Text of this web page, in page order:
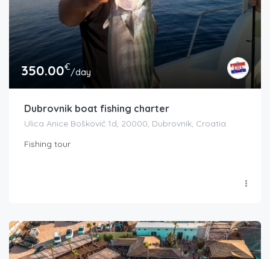
350.00€/day
Dubrovnik boat fishing charter
Ulica Anice Bošković 1d, 20000, Dubrovnik, Croatia
Fishing tour